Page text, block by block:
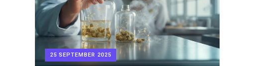
25 SEPTEMBER 2025